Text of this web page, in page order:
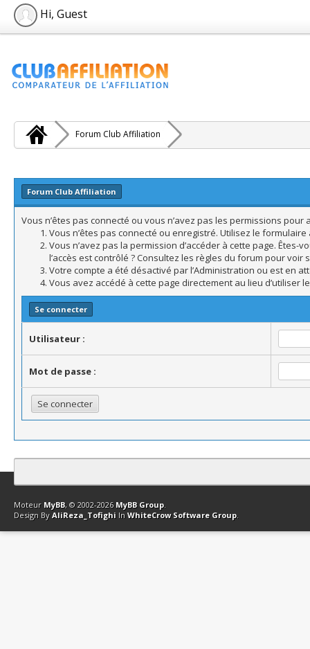
Hi, Guest
Forum Club Affiliation
Forum Club Affiliation
Vous n’êtes pas connecté ou vous n’avez pas les permissions
Vous n’êtes pas connecté ou enregistré. Utilisez le
Vous n’avez pas la permission d’accéder à cette page. Êtes-
l’accès est contrôlé ? Consultez les règles du forum pour
Votre compte a été désactivé par l’Administration ou est en
Vous avez accédé à cette page directement au lieu d’utiliser
Se connecter
Utilisateur :
Mot de passe :
Contact Club Affiliation Retourner en haut Version bas-débit
Moteur MyBB, © 2002-2026 MyBB Group.
Design By AliReza_Tofighi In WhiteCrow Software Group.